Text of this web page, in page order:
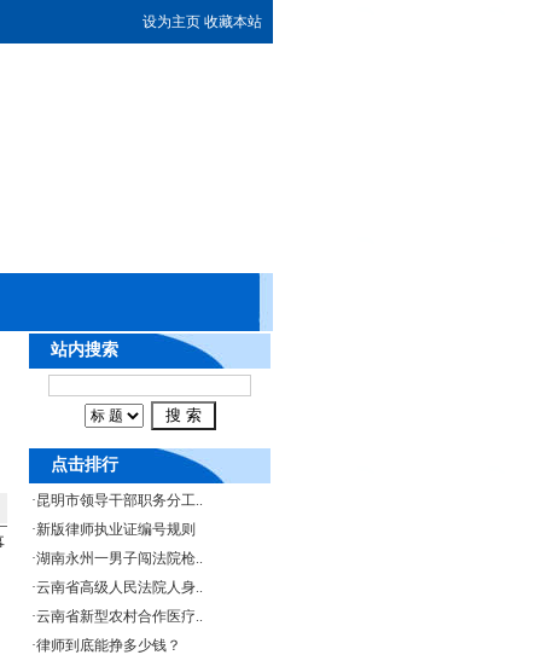
设为主页 收藏本站
站内搜索
点击排行
·昆明市领导干部职务分工..
·新版律师执业证编号规则
·湖南永州一男子闯法院枪..
·云南省高级人民法院人身..
·云南省新型农村合作医疗..
·律师到底能挣多少钱？